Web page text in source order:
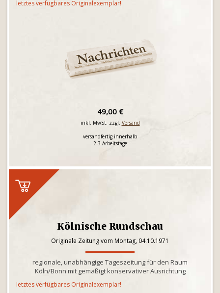
letztes verfügbares Originalexemplar!
49,00 €
inkl. MwSt. zzgl. Versand
versandfertig innerhalb
2-3 Arbeitstage
Kölnische Rundschau
Originale Zeitung vom Montag, 04.10.1971
regionale, unabhängige Tageszeitung für den Raum
Köln/Bonn mit gemäßigt konservativer Ausrichtung
letztes verfügbares Originalexemplar!